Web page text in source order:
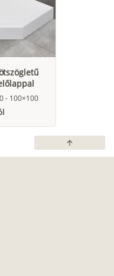
- 100×100
arrow_upward